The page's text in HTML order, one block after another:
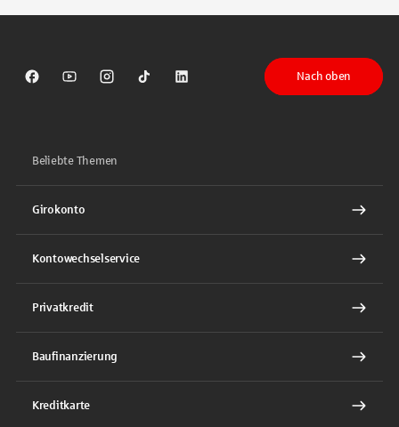
Sparkasse auf Facebook
Sparkasse auf Youtube
Sparkasse auf Instagram
Sparkasse auf TikTok
Sparkasse auf LinkedIn
Nach oben
Beliebte Themen
Girokonto
Kontowechselservice
Privatkredit
Baufinanzierung
Kreditkarte